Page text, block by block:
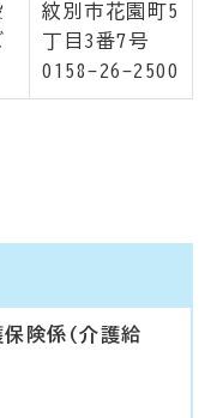
紋別市花園町5
丁目3番7号
0158-26-2500
険係(介護給